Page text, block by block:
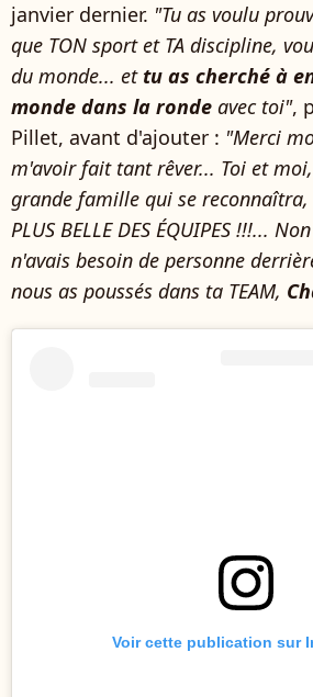
janvier dernier. "Tu as voulu
que TON sport et TA discipline,
du monde... et tu as cherché à
monde dans la ronde avec toi",
Pillet, avant d'ajouter : "Merci
m'avoir fait tant rêver... Toi et
grande famille qui se
PLUS BELLE DES ÉQUIPES !!!...
n'avais besoin de personne
nous as poussés dans ta TEAM,
Voir cette publication sur